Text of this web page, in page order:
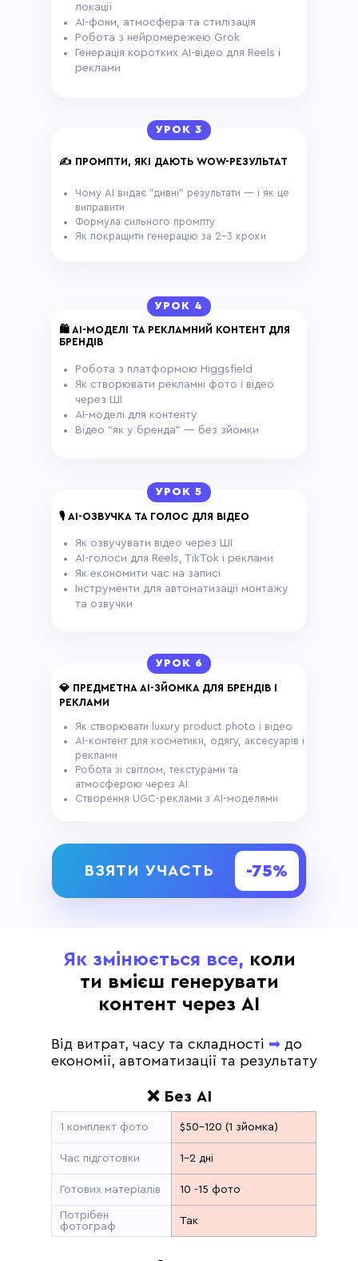
локації
AI-фони, атмосфера та стилізація
Робота з нейромережею Grok
Генерація коротких AI-відео для Reels і
реклами
✍️ ПРОМПТИ, ЯКІ ДАЮТЬ WOW-РЕЗУЛЬТАТ
Чому AI видає "дивні" результати — і як це
виправити
Формула сильного промпту
Як покращити генерацію за 2–3 кроки
УРОК 3
🎙 AI-ОЗВУЧКА ТА ГОЛОС ДЛЯ ВІДЕО
Як озвучувати відео через ШІ
AI-голоси для Reels, TikTok і реклами
Як економити час на записі
Інструменти для автоматизації монтажу
та озвучки
ВЗЯТИ УЧАСТЬ -75%
💎 ПРЕДМЕТНА AI-ЗЙОМКА ДЛЯ БРЕНДІВ І
РЕКЛАМИ
Як створювати luxury product photo і відео
AI-контент для косметики, одягу, аксесуарів і
реклами
Робота зі світлом, текстурами та
атмосферою через AI
Створення UGC-реклами з AI-моделями
Робота з платформою Higgsfield
Як створювати рекламні фото і відео
через ШІ
AI-моделі для контенту
Відео "як у бренда" — без зйомки
УРОК 6
УРОК 5
УРОК 4
🛍 AI-МОДЕЛІ ТА РЕКЛАМНИЙ КОНТЕНТ ДЛЯ
БРЕНДІВ
Як змінюється все, коли
ти вмієш генерувати
контент через АІ
Від витрат, часу та складності ➡︎ до
економії, автоматизації та результату
Потрібен
фотограф
Готових матеріалів
Час підготовки
1 комплект фото
Так
10 -15 фото
1–2 дні
$50–120 (1 зйомка)
❌ Без AI